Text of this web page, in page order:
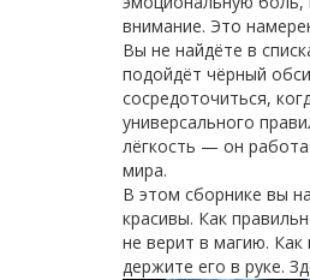
внимание. Это
Вы не найдёте в
подойдёт чёрный
сосредоточиться,
универсального
лёгкость — он
мира.
В этом сборнике вы
красивы. Как
не верит в магию.
держите его в руке.